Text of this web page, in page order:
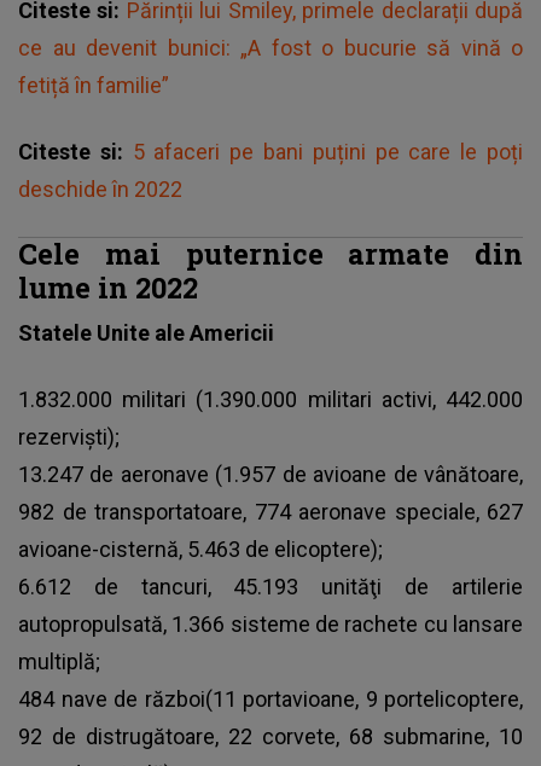
Citeste si: Părinții lui Smiley, primele declarații după
ce au devenit bunici: „A fost o bucurie să vină o
fetiță în familie”
Citeste si: 5 afaceri pe bani puțini pe care le poți
deschide în 2022
Cele mai puternice armate din
lume in 2022
Statele Unite ale Americii
1.832.000 militari (1.390.000 militari activi, 442.000
rezervişti);
13.247 de aeronave (1.957 de avioane de vânătoare,
982 de transportatoare, 774 aeronave speciale, 627
avioane-cisternă, 5.463 de elicoptere);
6.612 de tancuri, 45.193 unităţi de artilerie
autopropulsată, 1.366 sisteme de rachete cu lansare
multiplă;
484 nave de război(11 portavioane, 9 portelicoptere,
92 de distrugătoare, 22 corvete, 68 submarine, 10